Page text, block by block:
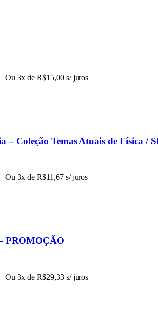
Ou 3x de R$15,00 s/ juros
– Coleção Temas Atuais de Física /
Ou 3x de R$11,67 s/ juros
PROMOÇÃO
Ou 3x de R$29,33 s/ juros